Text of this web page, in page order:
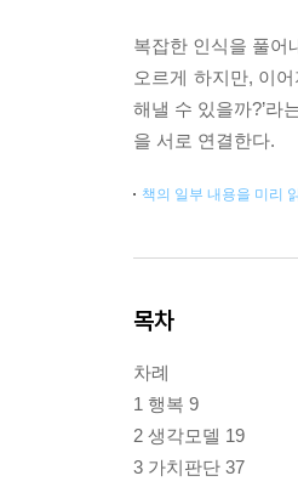
복잡한 인식을 풀어
오르게 하지만, 이
해낼 수 있을까?’라
을 서로 연결한다.
책의 일부 내용을 미리
목차
차례
1 행복 9
2 생각모델 19
3 가치판단 37